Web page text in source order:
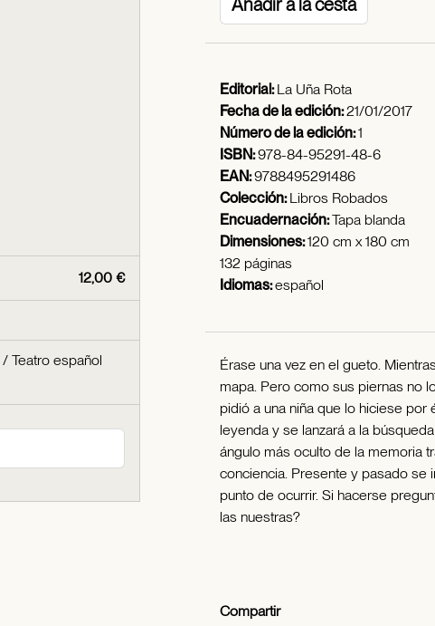
Añadir a la cesta
12,00 €
/ Teatro español
Editorial:La Uña Rota
Fecha de la edición:21/01/2017
Número de la edición:1
ISBN:978-84-95291-48-6
EAN:9788495291486
Colección:Libros Robados
Encuadernación:Tapa blanda
Dimensiones:120 cm x 180 cm
132 páginas
Idiomas:español
Érase una vez en el gueto.
mapa. Pero como sus piernas no
pidió a una niña que lo hiciese por
leyenda y se lanzará a la
ángulo más oculto de la memoria
conciencia. Presente y pasado se
punto de ocurrir. Si hacerse
las nuestras?
Compartir